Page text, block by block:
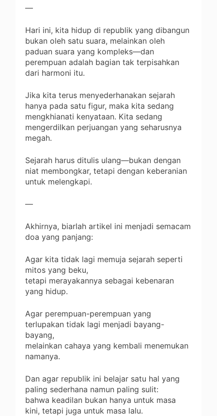
—
Hari ini, kita hidup di republik yang dibangun
bukan oleh satu suara, melainkan oleh
paduan suara yang kompleks—dan
perempuan adalah bagian tak terpisahkan
dari harmoni itu.
Jika kita terus menyederhanakan sejarah
hanya pada satu figur, maka kita sedang
mengkhianati kenyataan. Kita sedang
mengerdilkan perjuangan yang seharusnya
megah.
Sejarah harus ditulis ulang—bukan dengan
niat membongkar, tetapi dengan keberanian
untuk melengkapi.
—
Akhirnya, biarlah artikel ini menjadi semacam
doa yang panjang:
Agar kita tidak lagi memuja sejarah seperti
mitos yang beku,
tetapi merayakannya sebagai kebenaran
yang hidup.
Agar perempuan-perempuan yang
terlupakan tidak lagi menjadi bayang-
bayang,
melainkan cahaya yang kembali menemukan
namanya.
Dan agar republik ini belajar satu hal yang
paling sederhana namun paling sulit:
bahwa keadilan bukan hanya untuk masa
kini, tetapi juga untuk masa lalu.